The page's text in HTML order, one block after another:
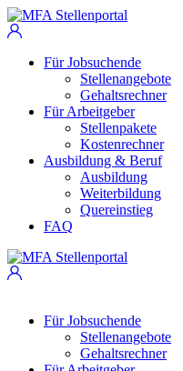
Für Jobsuchende
Stellenangebote
Gehaltsrechner
Für Arbeitgeber
Stellenpakete
Kostenrechner
Ausbildung & Beruf
Ausbildung
Weiterbildung
Quereinstieg
FAQ
Für Jobsuchende
Stellenangebote
Gehaltsrechner